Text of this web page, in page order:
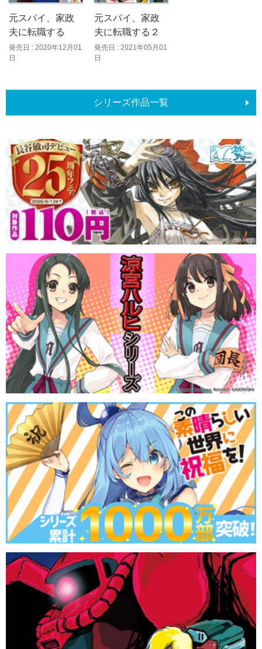
元スパイ、家政
夫に転職する
発売日 : 2020年12月01
日
元スパイ、家政
夫に転職する２
発売日 : 2021年05月01
日
シリーズ作品一覧